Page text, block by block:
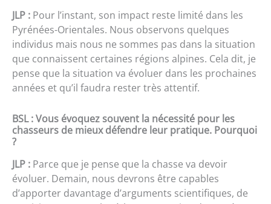
JLP : Pour l’instant, son impact reste limité dans les
Pyrénées-Orientales. Nous observons quelques
individus mais nous ne sommes pas dans la situation
que connaissent certaines régions alpines. Cela dit, je
pense que la situation va évoluer dans les prochaines
années et qu’il faudra rester très attentif.
BSL : Vous évoquez souvent la nécessité pour les
chasseurs de mieux défendre leur pratique. Pourquoi
?
JLP : Parce que je pense que la chasse va devoir
évoluer. Demain, nous devrons être capables
d’apporter davantage d’arguments scientifiques, de